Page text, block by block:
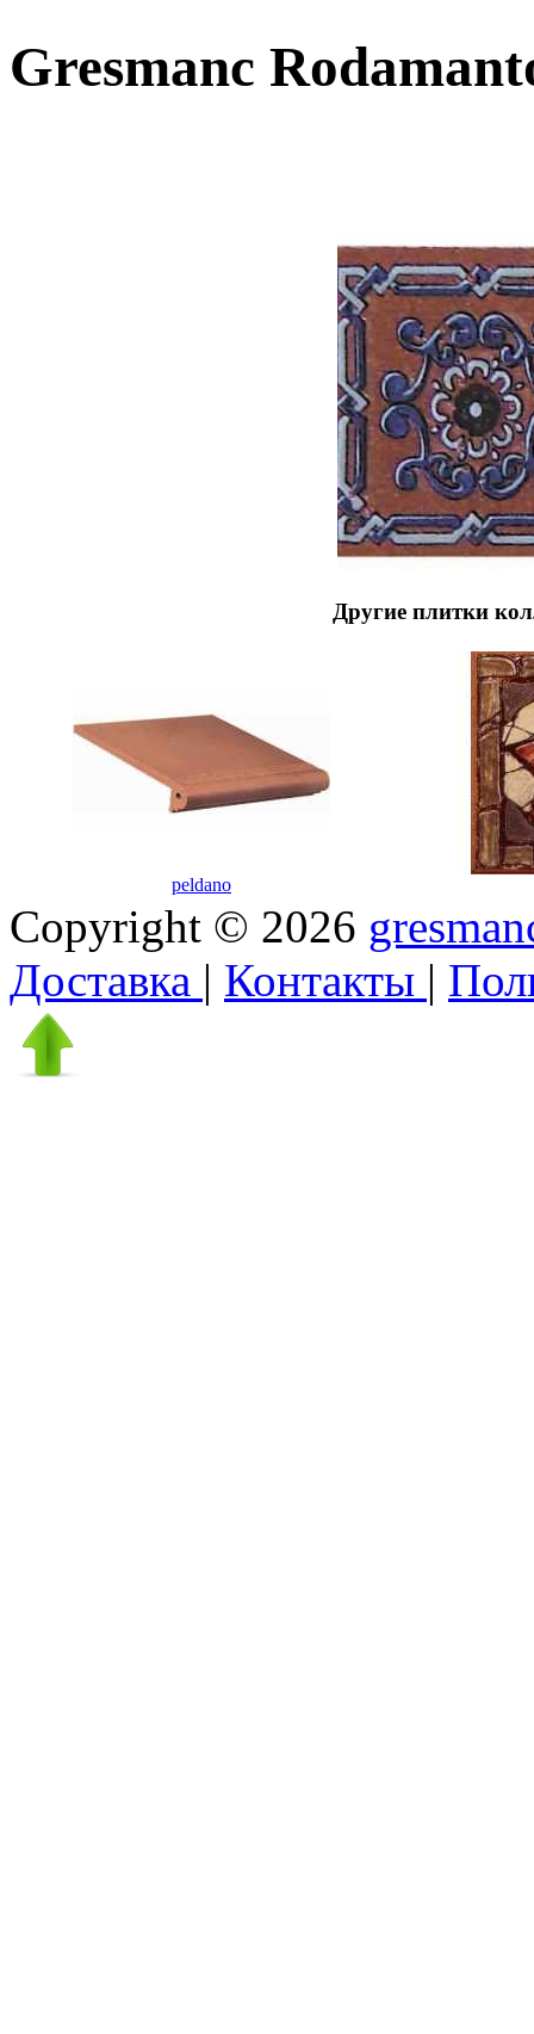
Gresmanc
Другие плитки
peldano
Copyright © 2026
Доставка | Контакты |